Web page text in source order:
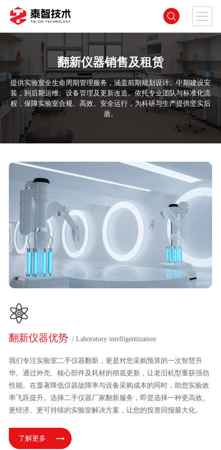
翻新仪器销售及租赁
提供实验室全生命周期管理服务，涵盖前期规划设计、中期建设安
装，到后期运维、设备管理及更新改造。依托专业团队与标准化流
程，保障实验室合规、高效、安全运行，为科研与生产提供坚实后
盾。
翻新仪器优势 / Laboratory intelligentization
我们专注实验室二手仪器翻新，更是对您采购预算的一次智慧升
华。通过外壳、核心部件及耗材的彻底更新，让老旧机型重获强劲
性能。在显著降低仪器故障率与设备采购成本的同时，助您实验效
率飞跃提升。选择二手仪器厂家翻新服务，即是选择一种更高效、
更经济、更可持续的实验室解决方案，让您的投资回报最大化。
了解更多